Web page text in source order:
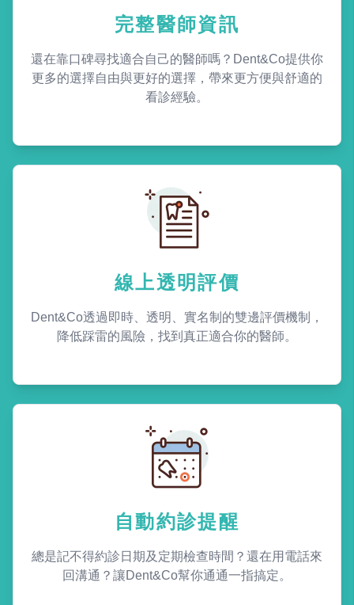
完整醫師資訊
還在靠口碑尋找適合自己的醫師嗎？Dent&Co提供你
更多的選擇自由與更好的選擇，帶來更方便與舒適的
看診經驗。
線上透明評價
Dent&Co透過即時、透明、實名制的雙邊評價機制，
降低踩雷的風險，找到真正適合你的醫師。
自動約診提醒
總是記不得約診日期及定期檢查時間？還在用電話來
回溝通？讓Dent&Co幫你通通一指搞定。